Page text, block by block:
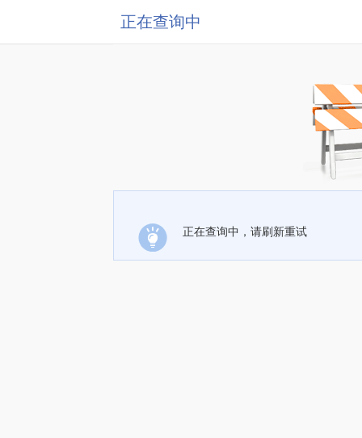
正在查询中
正在查询中，请刷新重试